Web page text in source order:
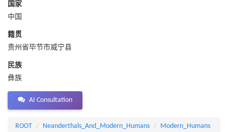
国家
中国
籍贯
贵州省毕节市威宁县
民族
彝族
AI Consultation
ROOT Neanderthals_And_Modern_Humans
Modern_Humans